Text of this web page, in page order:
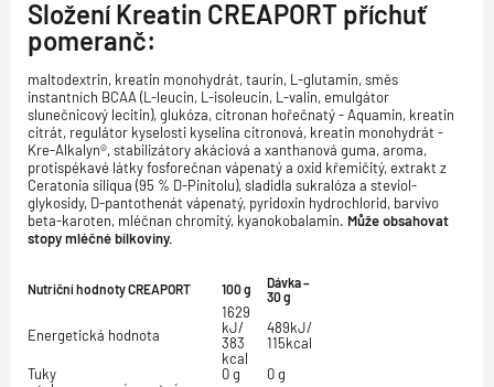
Složení Kreatin CREAPORT příchuť
pomeranč:
maltodextrin, kreatin monohydrát, taurin, L-glutamin, směs
instantních BCAA (L-leucin, L-isoleucin, L-valin, emulgátor
slunečnicový lecitin), glukóza, citronan hořečnatý - Aquamin, kreatin
citrát, regulátor kyselosti kyselina citronová, kreatin monohydrát -
Kre-Alkalyn®, stabilizátory akáciová a xanthanová guma, aroma,
protispékavé látky fosforečnan vápenatý a oxid křemičitý, extrakt z
Ceratonia siliqua (95 % D-Pinitolu), sladidla sukralóza a steviol-
glykosidy, D-pantothenát vápenatý, pyridoxin hydrochlorid, barvivo
beta-karoten, mléčnan chromitý, kyanokobalamin. Může obsahovat
stopy mléčné bílkoviny.
Nutriční hodnoty CREAPORT 100 g
Dávka –
30 g
Energetická hodnota
1629
kJ/
383
kcal
489kJ/
115kcal
Tuky
0 g
0 g